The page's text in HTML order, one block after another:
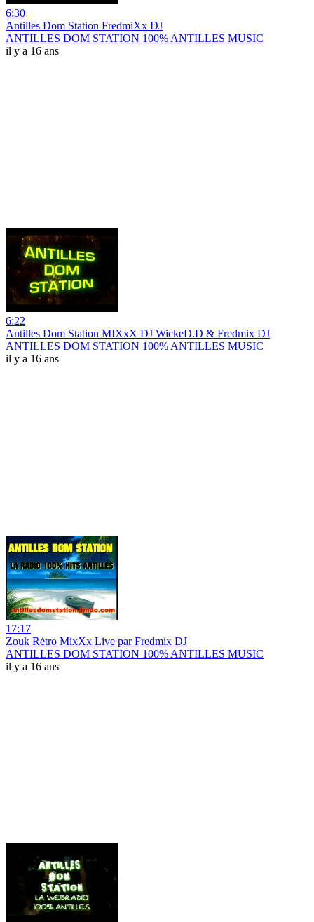
6:30
Antilles Dom Station FredmiXx DJ
ANTILLES DOM STATION 100% ANTILLES MUSIC
il y a 16 ans
6:22
Antilles Dom Station MIXxX DJ WickeD.D & Fredmix DJ
ANTILLES DOM STATION 100% ANTILLES MUSIC
il y a 16 ans
17:17
Zouk Rétro MixXx Live par Fredmix DJ
ANTILLES DOM STATION 100% ANTILLES MUSIC
il y a 16 ans